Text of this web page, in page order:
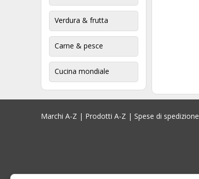
Verdura & frutta
Carne & pesce
Cucina mondiale
Marchi A-Z | Prodotti A-Z | Spese di spedizione